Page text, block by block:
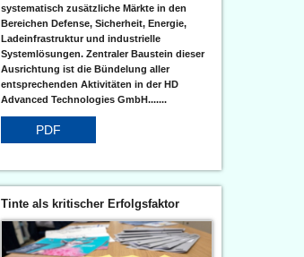
systematisch zusätzliche Märkte in den
Bereichen Defense, Sicherheit, Energie,
Ladeinfrastruktur und industrielle
Systemlösungen. Zentraler Baustein dieser
Ausrichtung ist die Bündelung aller
entsprechenden Aktivitäten in der HD
Advanced Technologies GmbH.......
PDF
Tinte als kritischer Erfolgsfaktor